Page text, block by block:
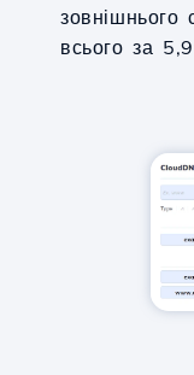
зовнішнього
всього за